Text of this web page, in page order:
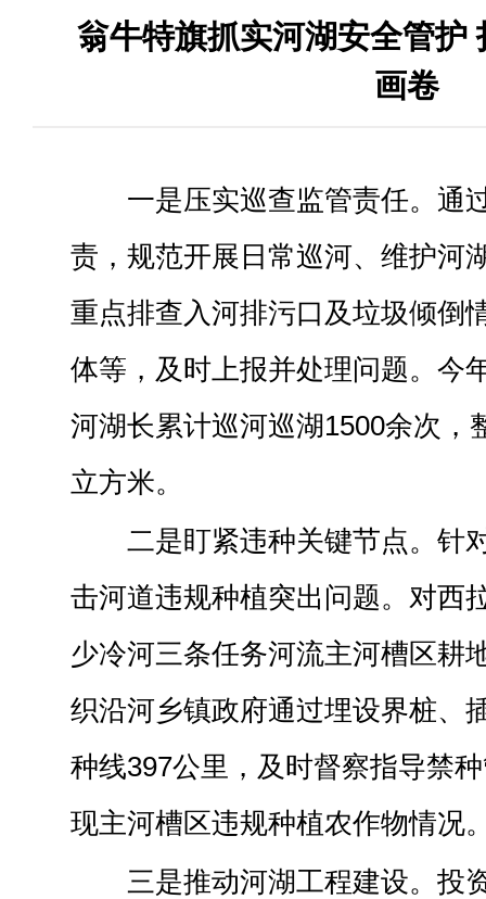
翁牛特旗抓实河湖安全管护
画卷
一是压实巡查监管责任。通
责，规范开展日常巡河、维护河
重点排查入河排污口及垃圾倾倒
体等，及时上报并处理问题。今
河湖长累计巡河巡湖1500余次，
立方米。
二是盯紧违种关键节点。针
击河道违规种植突出问题。对西
少冷河三条任务河流主河槽区耕
织沿河乡镇政府通过埋设界桩、
种线397公里，及时督察指导禁
现主河槽区违规种植农作物情况
三是推动河湖工程建设。投